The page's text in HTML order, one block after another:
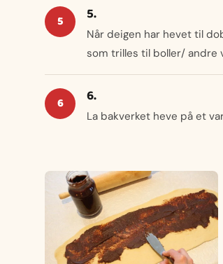
5.
Når deigen har hevet til
som trilles til boller/ andre
6.
La bakverket heve på et